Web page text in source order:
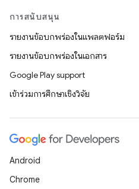
การสนับสนุน
รายงานข้อบกพร่องในแพลตฟอร์ม
รายงานข้อบกพร่องในเอกสาร
Google Play support
เข้าร่วมการศึกษาเชิงวิจัย
Android
Chrome